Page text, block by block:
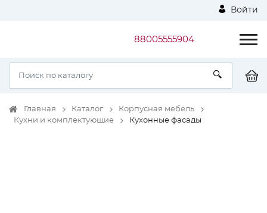
Войти
88005555904
Главная Каталог
Корпусная мебель
Кухни и комплектующие
Кухонные фасады